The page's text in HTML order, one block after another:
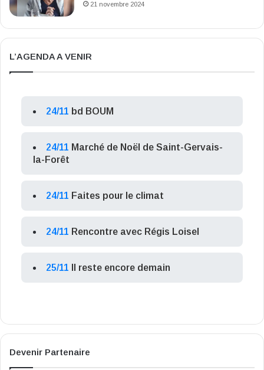
21 novembre 2024
L’AGENDA A VENIR
24/11 bd BOUM
24/11 Marché de Noël de Saint-Gervais-
la-Forêt
24/11 Faites pour le climat
24/11 Rencontre avec Régis Loisel
25/11 Il reste encore demain
Devenir Partenaire